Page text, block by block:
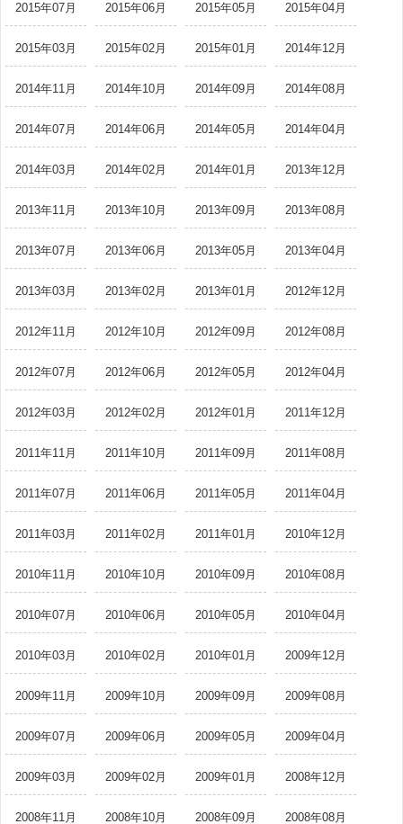
2015年07月 2015年06月 2015年05月 2015年04月
2015年03月 2015年02月 2015年01月 2014年12月
2014年11月 2014年10月 2014年09月 2014年08月
2014年07月 2014年06月 2014年05月 2014年04月
2014年03月 2014年02月 2014年01月 2013年12月
2013年11月 2013年10月 2013年09月 2013年08月
2013年07月 2013年06月 2013年05月 2013年04月
2013年03月 2013年02月 2013年01月 2012年12月
2012年11月 2012年10月 2012年09月 2012年08月
2012年07月 2012年06月 2012年05月 2012年04月
2012年03月 2012年02月 2012年01月 2011年12月
2011年11月 2011年10月 2011年09月 2011年08月
2011年07月 2011年06月 2011年05月 2011年04月
2011年03月 2011年02月 2011年01月 2010年12月
2010年11月 2010年10月 2010年09月 2010年08月
2010年07月 2010年06月 2010年05月 2010年04月
2010年03月 2010年02月 2010年01月 2009年12月
2009年11月 2009年10月 2009年09月 2009年08月
2009年07月 2009年06月 2009年05月 2009年04月
2009年03月 2009年02月 2009年01月 2008年12月
2008年11月 2008年10月 2008年09月 2008年08月